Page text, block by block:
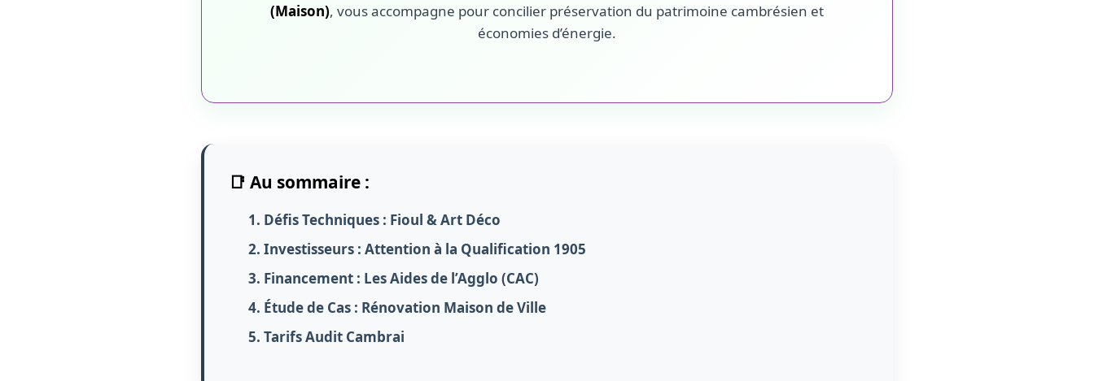
(Maison), vous accompagne pour concilier préservation du patrimoine cambrésien et
économies d’énergie.
📑 Au sommaire :
1. Défis Techniques : Fioul & Art Déco
2. Investisseurs : Attention à la Qualification 1905
3. Financement : Les Aides de l’Agglo (CAC)
4. Étude de Cas : Rénovation Maison de Ville
5. Tarifs Audit Cambrai